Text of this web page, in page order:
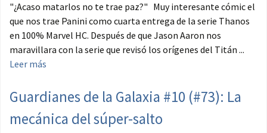
"¿Acaso matarlos no te trae paz?" Muy interesante cómic el
que nos trae Panini como cuarta entrega de la serie Thanos
en 100% Marvel HC. Después de que Jason Aaron nos
maravillara con la serie que revisó los orígenes del Titán ...
Leer más
Guardianes de la Galaxia #10 (#73): La
mecánica del súper-salto